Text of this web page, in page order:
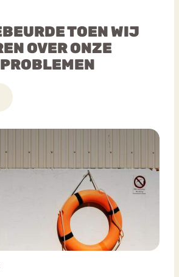
TOEN WIJ
OVER ONZE